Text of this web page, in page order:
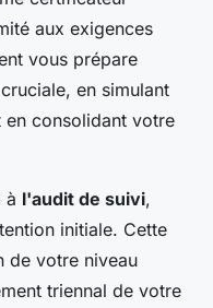
aux exigences
vous prépare
en simulant
consolidant votre
à l'audit de suivi,
initiale. Cette
de votre niveau
triennal de votre